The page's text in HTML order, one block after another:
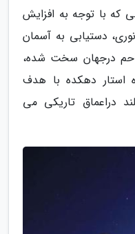
که با توجه به افزایش
دستیابی به آسمان
درجهان سخت شده،
استار دهکده با هدف
دراعماق تاریکی می